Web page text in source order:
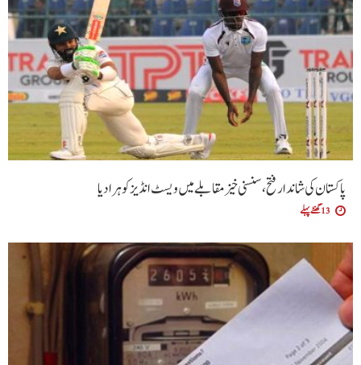
پاکستان کی شاندار فتح،سنسنی خیز مقابلے میں ویسٹ انڈیز کو ہرا دیا
13 گھنٹے پہلے